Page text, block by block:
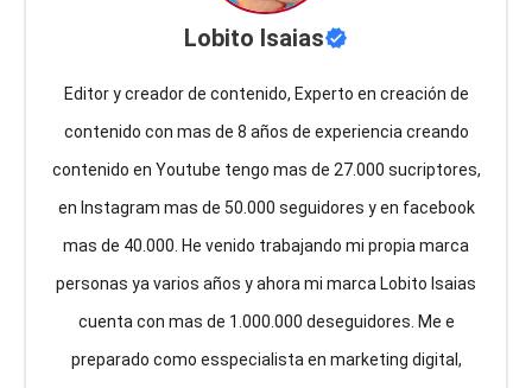
Lobito Isaias
Editor y creador de contenido, Experto en creación de
contenido con mas de 8 años de experiencia creando
contenido en Youtube tengo mas de 27.000 sucriptores,
en Instagram mas de 50.000 seguidores y en facebook
mas de 40.000. He venido trabajando mi propia marca
personas ya varios años y ahora mi marca Lobito Isaias
cuenta con mas de 1.000.000 deseguidores. Me e
preparado como esspecialista en marketing digital,